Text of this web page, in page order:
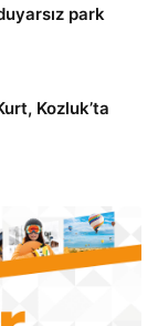
park
Kozluk’ta